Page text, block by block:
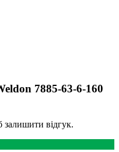
7885-63-6-160
залишити відгук.